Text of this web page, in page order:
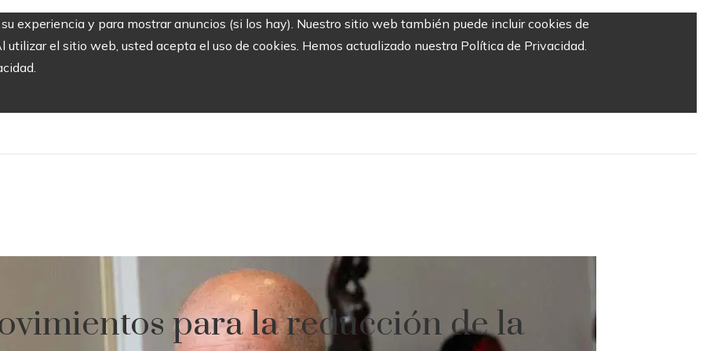
experiencia y para mostrar anuncios (si los hay). Nuestro sitio web también puede incluir cookies de
utilizar el sitio web, usted acepta el uso de cookies. Hemos actualizado nuestra Política de Privacidad.
para la reducción de la